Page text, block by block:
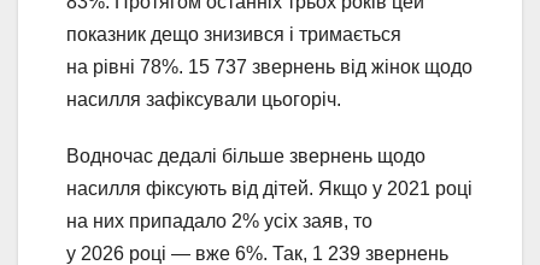
показник дещо знизився і тримається
на рівні 78%. 15 737 звернень від жінок щодо
насилля зафіксували цьогоріч.
Водночас дедалі більше звернень щодо
насилля фіксують від дітей. Якщо у 2021 році
на них припадало 2% усіх заяв, то
у 2026 році — вже 6%. Так, 1 239 звернень